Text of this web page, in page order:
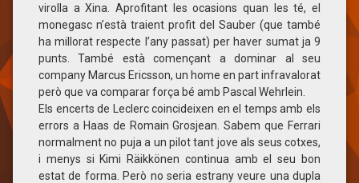
virolla a Xina. Aprofitant les ocasions quan les té, el
monegasc n’està traient profit del Sauber (que també
ha millorat respecte l’any passat) per haver sumat ja 9
punts. També està començant a dominar al seu
company Marcus Ericsson, un home en part infravalorat
però que va comparar força bé amb Pascal Wehrlein.
Els encerts de Leclerc coincideixen en el temps amb els
errors a Haas de Romain Grosjean. Sabem que Ferrari
normalment no puja a un pilot tant jove als seus cotxes,
i menys si Kimi Räikkönen continua amb el seu bon
estat de forma. Però no seria estrany veure una dupla